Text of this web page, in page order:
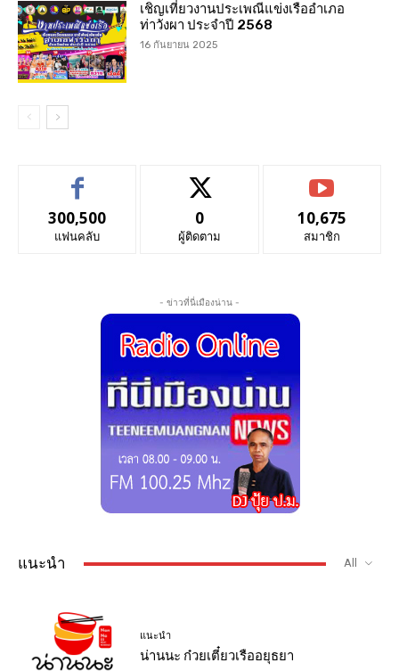
เชิญเที่ยวงานประเพณีแข่งเรืออำเภอ
ท่าวังผา ประจำปี 2568
16 กันยายน 2025
300,500
แฟนคลับ
0
ผู้ติดตาม
10,675
สมาชิก
- ข่าวที่นี่เมืองน่าน -
แนะนำ All
แนะนำ
น่านนะ ก๋วยเตี๋ยวเรืออยุธยา